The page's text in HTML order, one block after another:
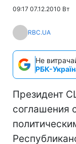
09:17 07.12.2010 Вт
RBC.UA
Не
РБК-
Президент
соглашения